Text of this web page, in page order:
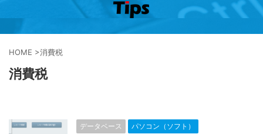
HOME >消費税
消費税
データベース パソコン（ソフト）